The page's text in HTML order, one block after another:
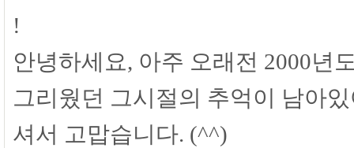
!
안녕하세요, 아주 오래전 2000년
그리웠던 그시절의 추억이 남아
셔서 고맙습니다. (^^)